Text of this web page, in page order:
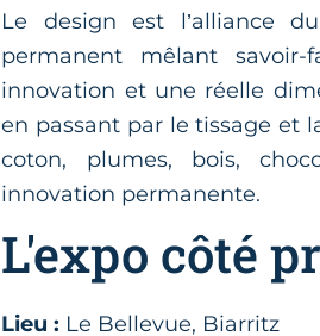
Le design est l’alliance
permanent mêlant savoir-
innovation et une réelle
en passant par le tissage et
coton, plumes, bois,
innovation permanente.
L'expo côté
Lieu : Le Bellevue, Biarritz